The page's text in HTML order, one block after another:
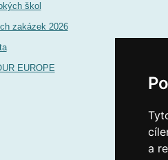
a
škol
zakázek 2026
EUROPE